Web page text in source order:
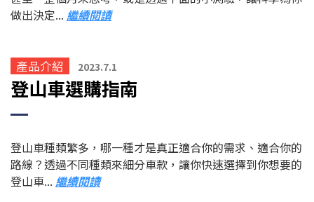
做出決定... 繼續閱讀
產品介紹 2023.7.1
登山車選購指南
登山車種類繁多，哪一種才是真正適合你的需求、適合你的
路線？透過不同種類來細分車款，讓你快速選擇到你想要的
登山車... 繼續閱讀